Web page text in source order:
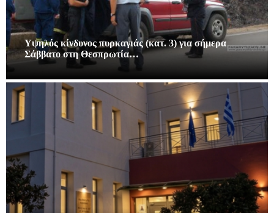
Υψηλός κίνδυνος πυρκαγιάς (κατ. 3) για σήμερα
Σάββατο στη Θεσπρωτία…